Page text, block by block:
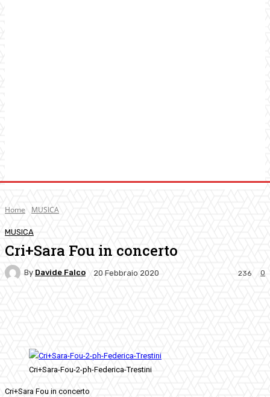
Home MUSICA
MUSICA
Cri+Sara Fou in concerto
By Davide Falco 20 Febbraio 2020 0
236
Cri+Sara-Fou-2-ph-Federica-Trestini
Cri+Sara Fou in concerto